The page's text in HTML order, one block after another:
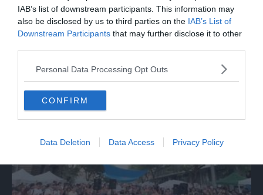
IAB’s list of downstream participants. This information may
also be disclosed by us to third parties on the IAB’s List of
Downstream Participants that may further disclose it to other
Personal Data Processing Opt Outs
CONFIRM
Data Deletion Data Access Privacy Policy
Sottoscritte le convenzioni Fibercop-
Invitalia, fibra ottica per 477 mila civici